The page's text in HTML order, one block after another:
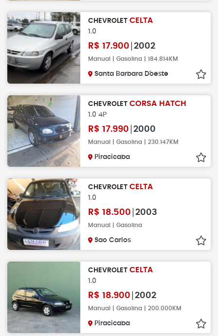
CHEVROLET CELTA
1.0
R$ 17.900 2002
Manual | Gasolina | 184.814KM
Santa Barbara D´oeste
CHEVROLET CORSA HATCH
1.0 4P
R$ 17.990 2000
Manual | Gasolina | 230.147KM
Piracicaba
CHEVROLET CELTA
1.0
R$ 18.500 2003
Manual | Gasolina
Sao Carlos
CHEVROLET CELTA
1.0
R$ 18.900 2002
Manual | Gasolina | 200.000KM
Piracicaba